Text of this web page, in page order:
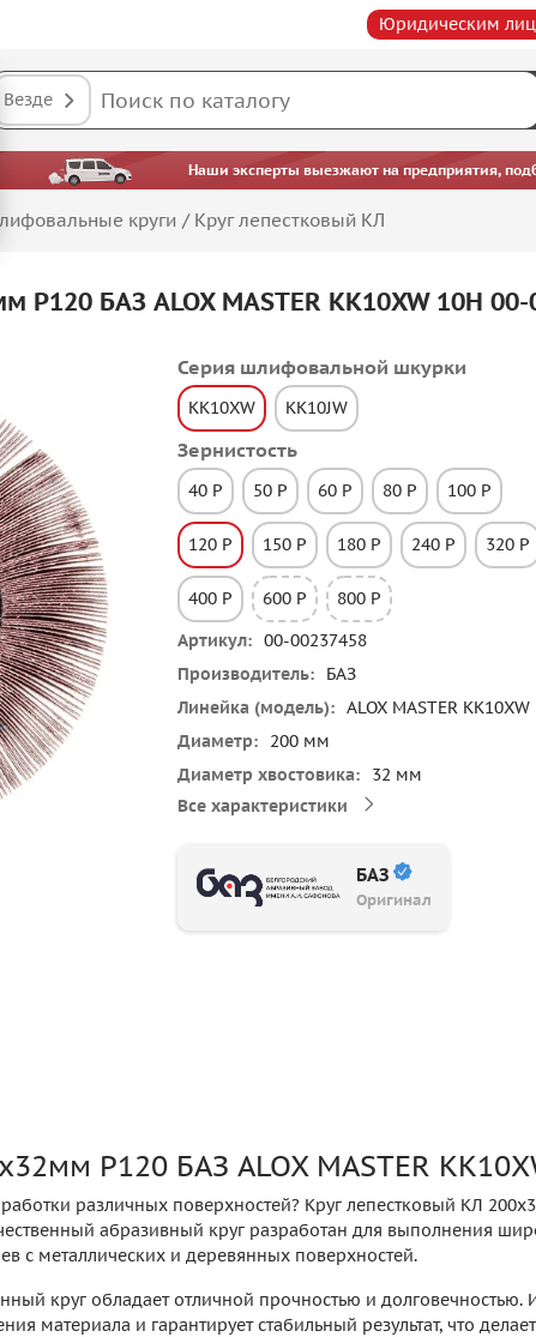
Юридическим
Везде
Наши эксперты выезжают на предприятия,
круги / Круг лепестковый КЛ
БАЗ ALOX MASTER KK10XW 10H
Серия шлифовальной шкурки
KK10XW KK10JW
Зернистость
40 P 50 P 60 P 80 P 100 P
120 P 150 P 180 P 240 P 320 P
400 P 600 P
800 P
Артикул
00-00237458
Производитель
БАЗ
Линейка (модель)
ALOX MASTER KK10XW
Диаметр
200 мм
Диаметр хвостовика
32 мм
Все характеристики
БАЗ
Оригинал
P120 БАЗ ALOX MASTER
различных поверхностей? Круг лепестковый КЛ
абразивный круг разработан для выполнения
с металлических и деревянных поверхностей.
круг обладает отличной прочностью и
материала и гарантирует стабильный результат, что